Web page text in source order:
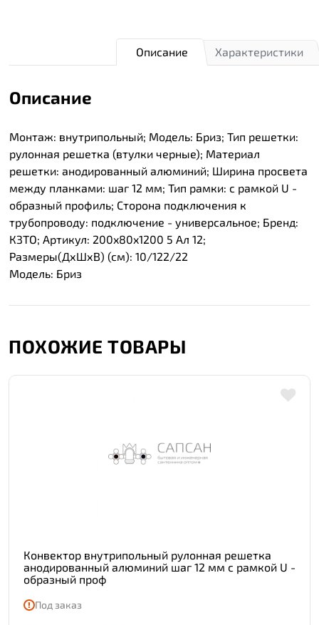
Характеристики
Описание
Описание
Монтаж: внутрипольный; Модель: Бриз; Тип решетки:
рулонная решетка (втулки черные); Материал
решетки: анодированный алюминий; Ширина просвета
между планками: шаг 12 мм; Тип рамки: с рамкой U -
образный профиль; Сторона подключения к
трубопроводу: подключение - универсальное; Бренд:
КЗТО; Артикул: 200x80x1200 5 Ал 12;
Размеры(ДхШхВ) (см): 10/122/22
Модель: Бриз
ПОХОЖИЕ ТОВАРЫ
Конвектор внутрипольный рулонная решетка
анодированный алюминий шаг 12 мм с рамкой U -
образный проф
Под заказ